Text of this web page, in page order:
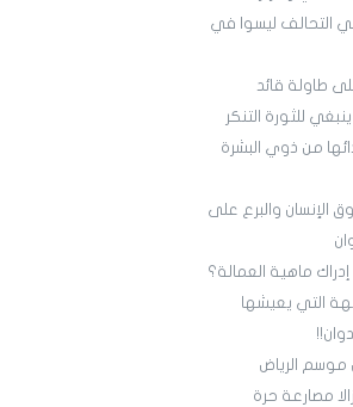
التحالف ليسوا في
طاولة قائد
للثورة التنكر
من ذوي البشرة
والبرع على
ماهية العمالة؟
التي يعيشها
الرياض
مصارعة حرة